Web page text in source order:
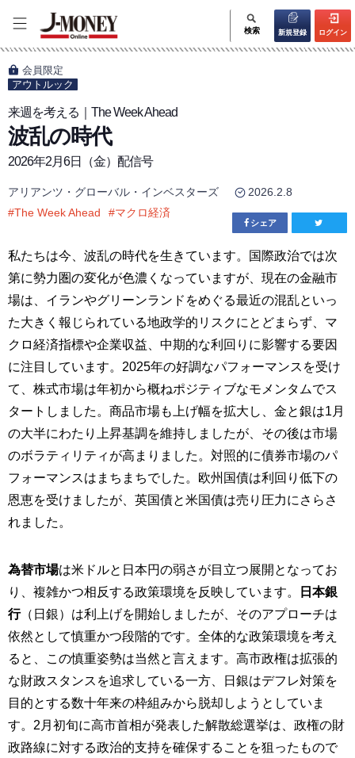
検索 新規登録 ログイン
会員限定
アウトルック
来週を考える｜The Week Ahead
波乱の時代
2026年2月6日（金）配信号
アリアンツ・グローバル・インベスターズ
2026.2.8
#The Week Ahead #マクロ経済
シェア
私たちは今、波乱の時代を生きています。国際政治では次
第に勢力圏の変化が色濃くなっていますが、現在の金融市
場は、イランやグリーンランドをめぐる最近の混乱といっ
た大きく報じられている地政学的リスクにとどまらず、マ
クロ経済指標や企業収益、中期的な利回りに影響する要因
に注目しています。2025年の好調なパフォーマンスを受け
て、株式市場は年初から概ねポジティブなモメンタムでス
タートしました。商品市場も上げ幅を拡大し、金と銀は1月
の大半にわたり上昇基調を維持しましたが、その後は市場
のボラティリティが高まりました。対照的に債券市場のパ
フォーマンスはまちまちでした。欧州国債は利回り低下の
恩恵を受けましたが、英国債と米国債は売り圧力にさらさ
れました。
為替市場は米ドルと日本円の弱さが目立つ展開となってお
り、複雑かつ相反する政策環境を反映しています。
日本銀
行（日銀）は利上げを開始しましたが、そのアプローチは
依然として慎重かつ段階的です。全体的な政策環境を考え
ると、この慎重姿勢は当然と言えます。高市政権は拡張的
な財政スタンスを追求している一方、日銀はデフレ対策を
目的とする数十年来の枠組みから脱却しようとしていま
す。2月初旬に高市首相が発表した解散総選挙は、政権の財
政路線に対する政治的支持を確保することを狙ったもので